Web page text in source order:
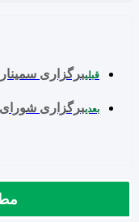
قبلیبرگزاری
بعدیبرگزاری